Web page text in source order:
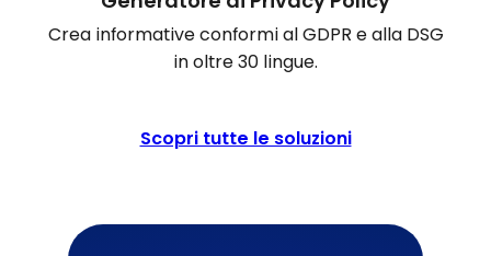
Crea informative conformi al GDPR e alla DSG
in oltre 30 lingue.
Scopri tutte le soluzioni